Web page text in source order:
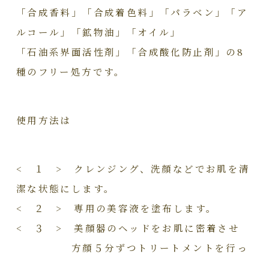
「合成香料」「合成着色料」「パラベン」「ア
ルコール」「鉱物油」「オイル」
「石油系界面活性剤」「合成酸化防止剤」の8
種のフリー処方です。
使用方法は
< １ > クレンジング、洗顔などでお肌を清
潔な状態にします。
< ２ > 専用の美容液を塗布します。
< ３ > 美顔器のヘッドをお肌に密着させ
方顔５分ずつトリートメントを行っ